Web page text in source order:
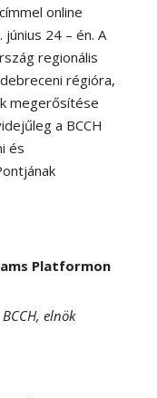
címmel online
24 – én. A
regionális
régióra,
megerősítése
a BCCH
és
Platformon
elnök